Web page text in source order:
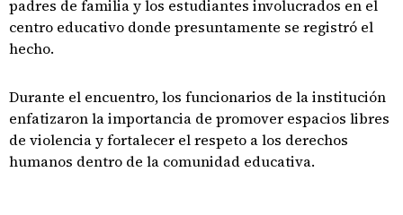
padres de familia y los estudiantes involucrados en el
centro educativo donde presuntamente se registró el
hecho.
Durante el encuentro, los funcionarios de la institución
enfatizaron la importancia de promover espacios libres
de violencia y fortalecer el respeto a los derechos
humanos dentro de la comunidad educativa.